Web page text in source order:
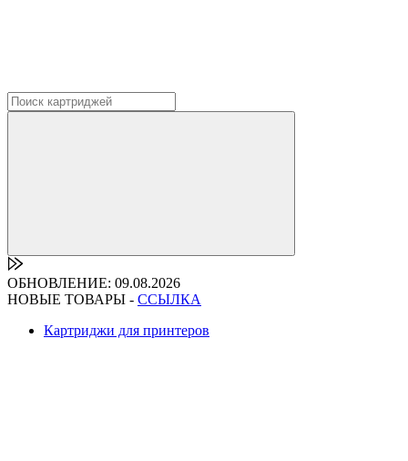
ОБНОВЛЕНИЕ: 09.08.2026
НОВЫЕ ТОВАРЫ - ССЫЛКА
Картриджи для принтеров